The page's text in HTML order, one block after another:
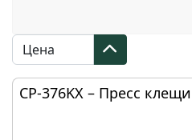
CP-376KX – Пресс